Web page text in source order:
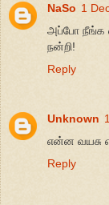
NaSo 1
அப்போ நீங்க
நன்றி!
Reply
Unknown
என்ன வயசு
Reply